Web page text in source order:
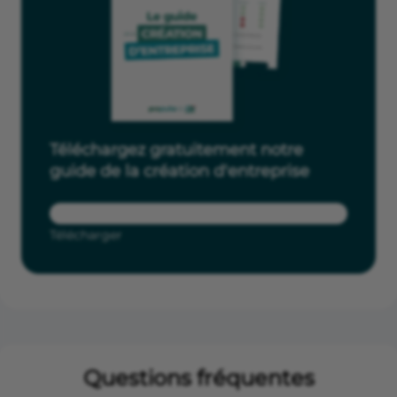
Téléchargez gratuitement notre
guide de la création d'entreprise
Télécharger
Questions fréquentes